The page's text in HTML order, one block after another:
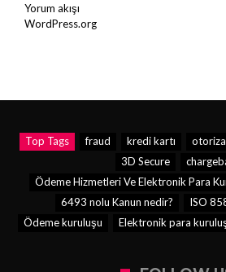
Yorum akışı
WordPress.org
Top Tags fraud kredi kartı
3D Secure
Ödeme Hizmetleri Ve Elektronik Para
6493 nolu Kanun nedir?
ISO
Ödeme kuruluşu
Elektronik para